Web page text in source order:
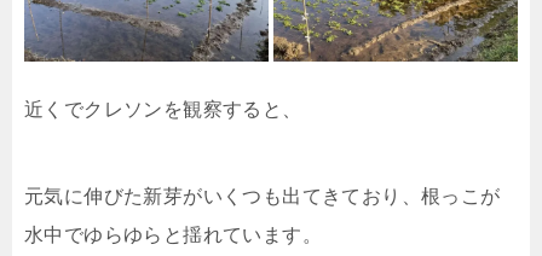
近くでクレソンを観察すると、
元気に伸びた新芽がいくつも出てきており、根っこが
水中でゆらゆらと揺れています。